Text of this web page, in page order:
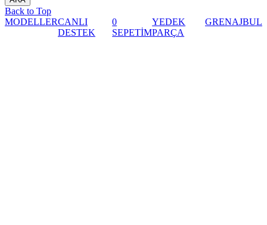
Back to Top
MODELLERCANLI
DESTEK
0
SEPETİM
YEDEK
PARÇA
GRENAJBUL